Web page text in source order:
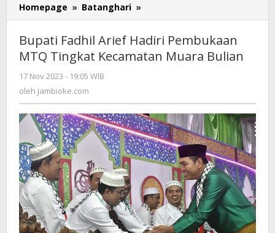
Homepage » Batanghari »
Fadhil
Arief
Hadiri
Pembukaan
Bulian
Bupati Fadhil Arief Hadiri Pembukaan
MTQ Tingkat Kecamatan Muara Bulian
17 Nov 2023 - 19:05 WIB
oleh Jambioke.com